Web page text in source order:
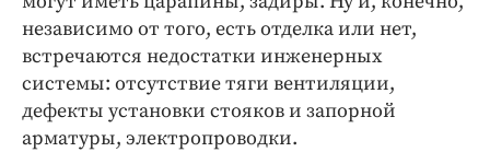
независимо от того, есть отделка или нет,
встречаются недостатки инженерных
системы: отсутствие тяги вентиляции,
дефекты установки стояков и запорной
арматуры, электропроводки.